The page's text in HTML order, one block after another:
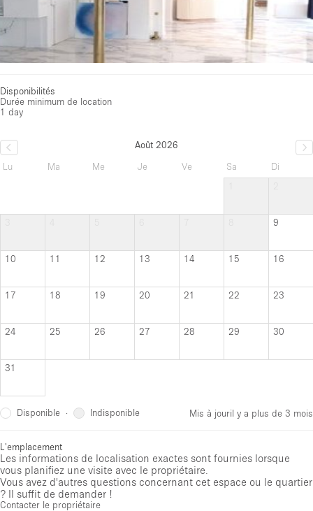
Disponibilités
Durée minimum de location
1 day
Août 2026
Lu
Ma Me Je Ve Sa
Di
9
10 11 12 13 14 15 16
17 18 19 20 21 22 23
24 25 26 27 28 29 30
31
Disponible · Indisponible Mis à jouril y a plus de 3 mois
L'emplacement
Les informations de localisation exactes sont fournies lorsque
vous planifiez une visite avec le propriétaire.
Vous avez d'autres questions concernant cet espace ou le quartier
? Il suffit de demander !
Contacter le propriétaire